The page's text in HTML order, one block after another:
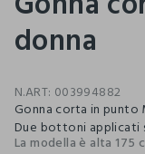
donna
N.ART: 003994882
Gonna corta in punto
Due bottoni applicati
La modella è alta 175